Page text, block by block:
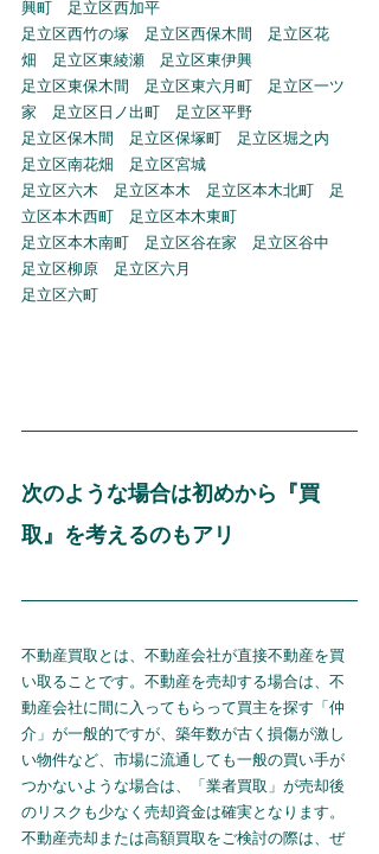
興町　足立区西加平
足立区西竹の塚　足立区西保木間　足立区花
畑　足立区東綾瀬　足立区東伊興
足立区東保木間　足立区東六月町　足立区一ツ
家　足立区日ノ出町　足立区平野
足立区保木間　足立区保塚町　足立区堀之内
足立区南花畑　足立区宮城
足立区六木　足立区本木　足立区本木北町　足
立区本木西町　足立区本木東町
足立区本木南町　足立区谷在家　足立区谷中
足立区柳原　足立区六月
足立区六町
次のような場合は初めから『買
取』を考えるのもアリ
不動産買取とは、不動産会社が直接不動産を買
い取ることです。不動産を売却する場合は、不
動産会社に間に入ってもらって買主を探す「仲
介」が一般的ですが、築年数が古く損傷が激し
い物件など、市場に流通しても一般の買い手が
つかないような場合は、「業者買取」が売却後
のリスクも少なく売却資金は確実となります。
不動産売却または高額買取をご検討の際は、ぜ